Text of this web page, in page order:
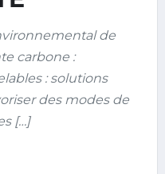
de
carbone :
: solutions
des modes de
[…]